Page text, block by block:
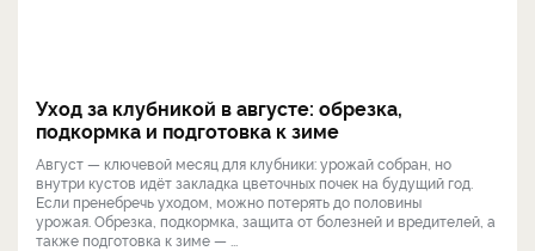
Уход за клубникой в августе: обрезка,
подкормка и подготовка к зиме
Август — ключевой месяц для клубники: урожай собран, но
внутри кустов идёт закладка цветочных почек на будущий год.
Если пренебречь уходом, можно потерять до половины
урожая. Обрезка, подкормка, защита от болезней и вредителей, а
также подготовка к зиме — ...